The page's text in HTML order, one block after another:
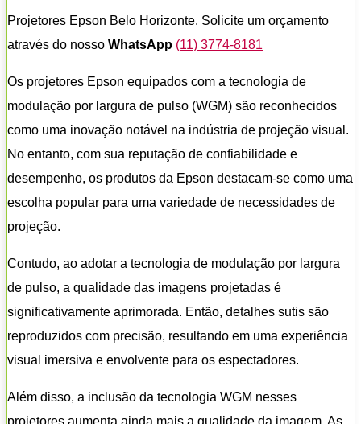
Projetores Epson Belo Horizonte. Solicite um orçamento
através do nosso WhatsApp (11) 3774-8181
Os projetores Epson equipados com a tecnologia de
modulação por largura de pulso (WGM) são reconhecidos
como uma inovação notável na indústria de projeção visual.
No entanto, com sua reputação de confiabilidade e
desempenho, os produtos da Epson destacam-se como uma
escolha popular para uma variedade de necessidades de
projeção.
Contudo, ao adotar a tecnologia de modulação por largura
de pulso, a qualidade das imagens projetadas é
significativamente aprimorada. Então, detalhes sutis são
reproduzidos com precisão, resultando em uma experiência
visual imersiva e envolvente para os espectadores.
Além disso, a inclusão da tecnologia WGM nesses
projetores aumenta ainda mais a qualidade da imagem. As